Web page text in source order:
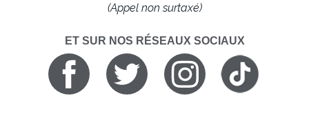
(Appel non surtaxé)
ET SUR NOS RÉSEAUX SOCIAUX